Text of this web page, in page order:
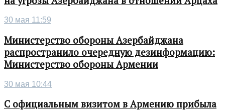
30 мая 11:59
Министерство обороны Азербайджана
распространило очередную дезинформацию:
Министерство обороны Армении
30 мая 10:44
С официальным визитом в Армению прибыла